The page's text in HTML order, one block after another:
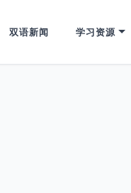
双语新闻 学习资源